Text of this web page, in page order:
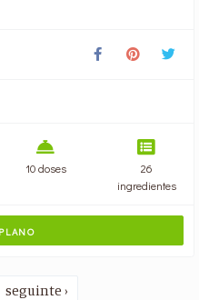
10 doses
26
ingredientes
seguinte ›